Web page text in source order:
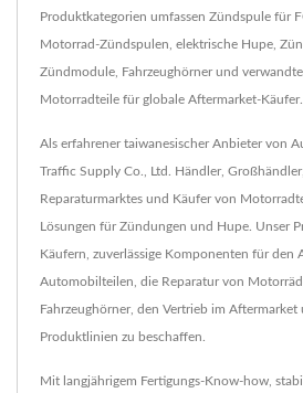
Produktkategorien umfassen Zündspule für
Motorrad-Zündspulen, elektrische Hupe,
Zündmodule, Fahrzeughörner und
Motorradteile für globale Aftermarket-Käufer.
Als erfahrener taiwanesischer Anbieter von
Traffic Supply Co., Ltd. Händler,
Reparaturmarktes und Käufer von
Lösungen für Zündungen und Hupe. Unser
Käufern, zuverlässige Komponenten für den
Automobilteilen, die Reparatur von
Fahrzeughörner, den Vertrieb im
Produktlinien zu beschaffen.
Mit langjährigem Fertigungs-Know-how,